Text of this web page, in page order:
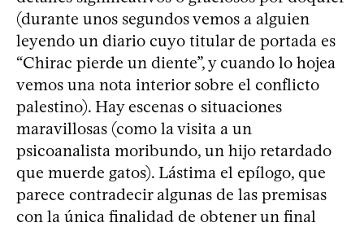
(durante unos segundos vemos a alguien
leyendo un diario cuyo titular de portada es
“Chirac pierde un diente”, y cuando lo hojea
vemos una nota interior sobre el conflicto
palestino). Hay escenas o situaciones
maravillosas (como la visita a un
psicoanalista moribundo, un hijo retardado
que muerde gatos). Lástima el epílogo, que
parece contradecir algunas de las premisas
con la única finalidad de obtener un final